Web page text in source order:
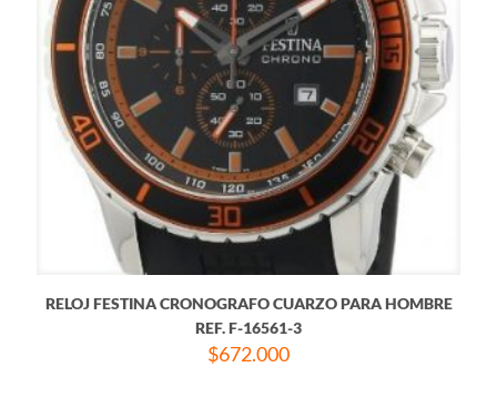
RELOJ FESTINA CRONOGRAFO CUARZO PARA HOMBRE
REF. F-16561-3
$672.000